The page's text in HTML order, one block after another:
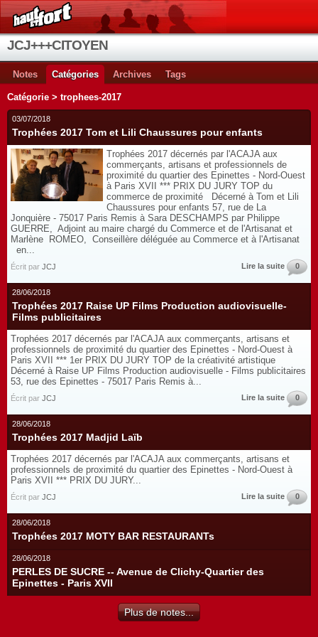
JCJ+++CITOYEN
Notes Catégories Archives Tags
Catégorie > trophees-2017
03/07/2018
Trophées 2017 Tom et Lili Chaussures pour enfants
Trophées 2017 décernés par l'ACAJA aux
commerçants, artisans et professionnels de
proximité du quartier des Epinettes - Nord-Ouest
à Paris XVII *** PRIX DU JURY TOP du
commerce de proximité Décerné à Tom et Lili
Chaussures pour enfants 57, rue de La
Jonquière - 75017 Paris Remis à Sara DESCHAMPS par Philippe
GUERRE, Adjoint au maire chargé du Commerce et de l'Artisanat et
Marlène ROMEO, Conseillère déléguée au Commerce et à l'Artisanat
en...
Écrit par JCJ Lire la suite 0
28/06/2018
Trophées 2017 Raise UP Films Production audiovisuelle-
Films publicitaires
Trophées 2017 décernés par l'ACAJA aux commerçants, artisans et
professionnels de proximité du quartier des Epinettes - Nord-Ouest à
Paris XVII *** 1er PRIX DU JURY TOP de la créativité artistique
Décerné à Raise UP Films Production audiovisuelle - Films publicitaires
53, rue des Epinettes - 75017 Paris Remis à...
Écrit par JCJ Lire la suite 0
28/06/2018
Trophées 2017 Madjid Laïb
Trophées 2017 décernés par l'ACAJA aux commerçants, artisans et
professionnels de proximité du quartier des Epinettes - Nord-Ouest à
Paris XVII *** PRIX DU JURY...
Écrit par JCJ Lire la suite 0
28/06/2018
Trophées 2017 MOTY BAR RESTAURANTs
28/06/2018
PERLES DE SUCRE -- Avenue de Clichy-Quartier des
Epinettes - Paris XVII
Plus de notes...